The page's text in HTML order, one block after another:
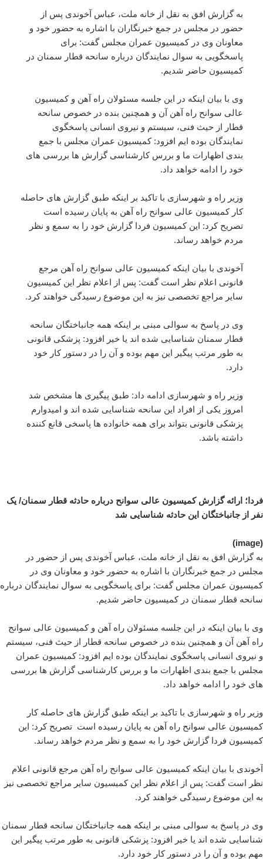
به گزارش افق به نقل از خانه ملت، عباس آخوندی پس از
حضور در مجلس در جمع خبرنگاران با اشاره به حضور خود و
معاونان وی در کمیسیون عمران مجلس گفت: برای
پاسخگویی به سوال نمایندگان درباره سانحه قطار سمنان در
کمیسیون حاضر شدیم.
وی با بیان اینکه در این جلسه مسئولان راه آهن و کمیسیون
عالی سوانح راه آهن آن و همچنین بنده در خصوص سانحه
قطار از حیث فنی، سیستم و نیروی انسانی پاسخگوی
نمایندگان بوده ایم افزود: کمیسیون عمران مجلس با جمع
بندی اظهارات ما و بررس کارشناسی گزارش ها بررسی های
خود را ادامه خواهد داد.
وزیر راه و شهرسازی با تاکید بر اینکه طبق گزارش های حاصله
کار کمیسیون عالی سوانح راه آهن به پایان رسیده است
تصریح کرد: این کمیسیون فردا گزارش خود را به سمع و نظر
مردم خواهد رساند.
آخوندی با بیان اینکه کمیسیون عالی سوانح راه آهن مرجع
قانونی اعلام نظر است گفت: پس از اعلام نظر این کمیسیون
سایر مراجع تخصصی نیز به این موضوع رسیدگی خواهند کرد.
وی در پاسخ به سوالی مبنی بر اینکه همه جانباختگان سانحه
قطار سمنان شناسایی شده اند یا خیر افزود: پزشکی قانونی
به طور مرتب پیگیر این مهم بوده و آن را در دستور کار خود
دارد.
وزیر راه و شهرسازی ادامه داد: طبق پیگیری ها مشخص شد
امروز یکی از افراد این سانحه شناسایی شده اند و امیدوارم
پزشکی قانونی بتواند برای همه خانواده ها پاسخی قانع کننده
داشته باشد.
فردا؛ ارائه گزارش کمیسیون عالی سوانح درباره حادثه قطار سمنان/ یک
نفر از جانباختگان این حادثه شناسایی شد
(image)
به گزارش افق به نقل از خانه ملت، عباس آخوندی پس از حضور در
مجلس در جمع خبرنگاران با اشاره به حضور خود و معاونان وی در
کمیسیون عمران مجلس گفت: برای پاسخگویی به سوال نمایندگان درباره
سانحه قطار سمنان در کمیسیون حاضر شدیم.
وی با بیان اینکه در این جلسه مسئولان راه آهن و کمیسیون عالی سوانح
راه آهن آن و همچنین بنده در خصوص سانحه قطار از حیث فنی، سیستم
و نیروی انسانی پاسخگوی نمایندگان بوده ایم افزود: کمیسیون عمران
مجلس با جمع بندی اظهارات ما و بررس کارشناسی گزارش ها بررسی
های خود را ادامه خواهد داد.
وزیر راه و شهرسازی با تاکید بر اینکه طبق گزارش های حاصله کار
کمیسیون عالی سوانح راه آهن به پایان رسیده است تصریح کرد: این
کمیسیون فردا گزارش خود را به سمع و نظر مردم خواهد رساند.
آخوندی با بیان اینکه کمیسیون عالی سوانح راه آهن مرجع قانونی اعلام
نظر است گفت: پس از اعلام نظر این کمیسیون سایر مراجع تخصصی نیز
به این موضوع رسیدگی خواهند کرد.
وی در پاسخ به سوالی مبنی بر اینکه همه جانباختگان سانحه قطار سمنان
شناسایی شده اند یا خیر افزود: پزشکی قانونی به طور مرتب پیگیر این
مهم بوده و آن را در دستور کار خود دارد.